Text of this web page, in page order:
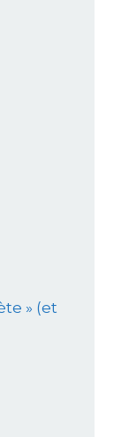
» (et